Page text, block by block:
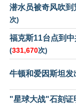
潜水员被奇风吹到
次)
福克斯11台点到
(331,670次)
牛顿和爱因斯坦发
"星球大战"石刻证